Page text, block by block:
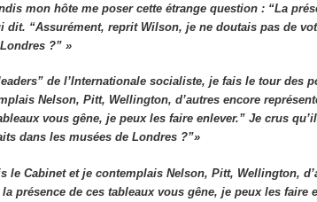
mon hôte me poser cette étrange question : “La
“Assurément, reprit Wilson, je ne doutais pas de
?” »
de l’Internationale socialiste, je fais le tour des
Nelson, Pitt, Wellington, d’autres encore
vous gêne, je peux les faire enlever.” Je crus
dans les musées de Londres ?”»
Cabinet et je contemplais Nelson, Pitt, Wellington,
de ces tableaux vous gêne, je peux les faire